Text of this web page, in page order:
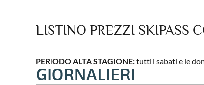
LISTINO PREZZI SKIPASS
PERIODO ALTA STAGIONE:tutti i sabati e le